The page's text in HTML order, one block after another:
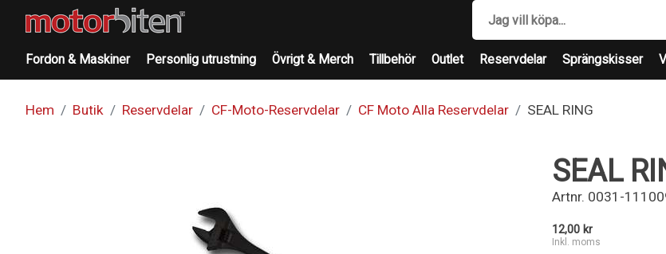
Fordon & Maskiner Personlig utrustning Övrigt & Merch Tillbehör Outlet Reservdelar Sprängskisser
Hem Butik Reservdelar CF-Moto-Reservdelar CF Moto Alla Reservdelar SEAL RING
SEAL
Artnr. 0031-
12,00 kr
Inkl. moms